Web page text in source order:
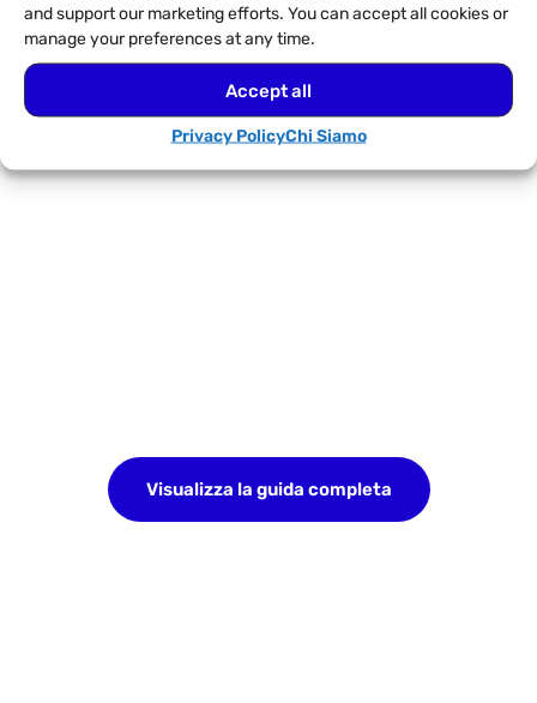
and support our marketing efforts. You can accept all cookies or
manage your preferences at any time.
Accept all
Privacy PolicyChi Siamo
Visualizza la guida completa